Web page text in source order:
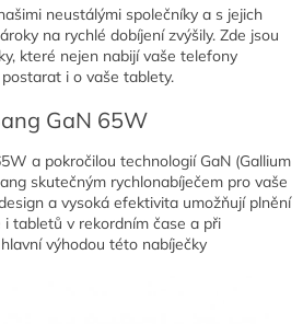
neustálými společníky a s jejich
na rychlé dobíjení zvýšily. Zde jsou
které nejen nabijí vaše telefony
i o vaše tablety.
GaN 65W
a pokročilou technologií GaN (Gallium
skutečným rychlonabíječem pro vaše
a vysoká efektivita umožňují plnění
tabletů v rekordním čase a při
výhodou této nabíječky